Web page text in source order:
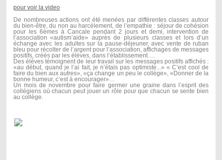
pour voir la video
De nombreuses actions ont été menées par différentes classes autour
du bien-être, du non au harcèlement, de l’empathie : séjour de cohésion
pour les 6èmes à Cancale pendant 2 jours et demi, intervention de
l’association «autism’aide» auprès de plusieurs classes et lors d’un
échange avec les adultes sur la pause-déjeuner, avec vente de ruban
bleu pour récolter de l’argent pour l’association, affichages de messages
positifs, créés par les élèves, dans l’établissement….
Des élèves témoignent de leur travail sur les messages positifs affichés :
«au début, quand je l’ai fait, je n’étais pas optimiste...» « C’est cool de
faire du bien aux autres», «ça change un peu le collège», «Donner de la
bonne humeur, c’est à encourager»…
Un mois de novembre pour faire germer une graine dans l’esprit des
collégiens où chacun peut jouer un rôle pour que chacun se sente bien
au collège.